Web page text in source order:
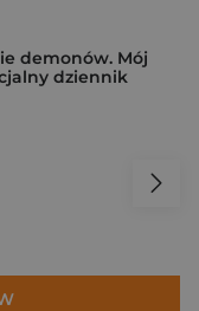
demonów. Mój
dziennik